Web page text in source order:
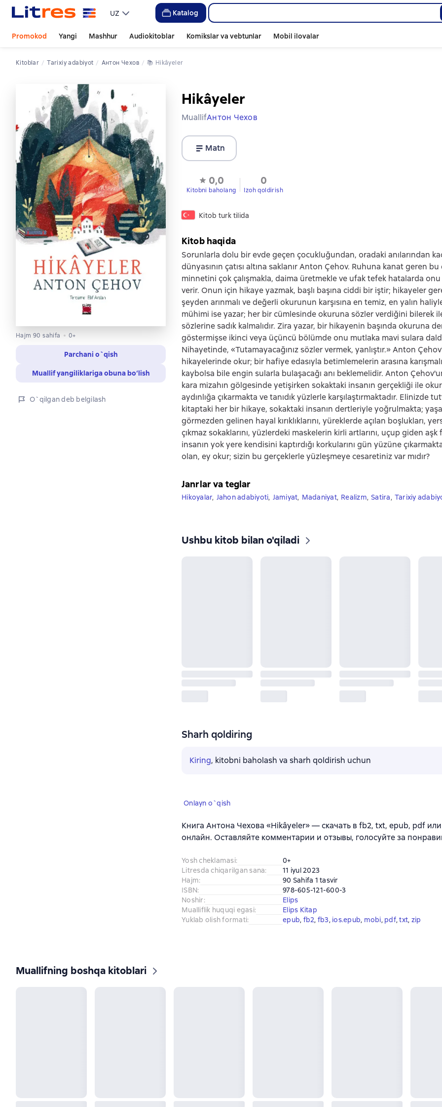
UZ Katalog
Promokod Yangi Mashhur Audiokitoblar Komikslar va vebtunlar Mobil ilovalar
Kitoblar tarixiy adabiyot Антон Чехов 📚 Hikâyeler
Hajm 90 sahifa 0+
Parchani o`qish
Muallif yangiliklariga obuna bo‘lish
O`qilgan deb belgilash
Hikâyeler
MuallifАнтон Чехов
Matn
0,0
Kitobni baholang
0
Izoh qoldirish
Kitob turk tilida
Kitob haqida
Sorunlarla dolu bir evde geçen çocukluğundan, oradaki anılarından
dünyasının çatısı altına saklanır Anton Çehov. Ruhuna kanat geren bu
minnetini çok çalışmakla, daima üretmekle ve ufak tefek hatalarda
verir. Onun için hikaye yazmak, başlı başına ciddi bir iştir; hikayeler
şeyden arınmalı ve değerli okurunun karşısına en temiz, en yalın haliyle
mühimi ise yazar; her bir cümlesinde okuruna sözler verdiğini bilerek
sözlerine sadık kalmalıdır. Zira yazar, bir hikayenin başında okuruna
göstermişse ikinci veya üçüncü bölümde onu mutlaka mavi sulara
Nihayetinde, «Tutamayacağınız sözler vermek, yanlıştır.» Anton
hikayelerinde okur; bir hafiye edasıyla betimlemelerin arasına
kaybolsa bile engin sularla bulaşacağı anı beklemelidir. Anton
kara mizahın gölgesinde yetişirken sokaktaki insanın gerçekliği ile
aydınlığa çıkarmakta ve tanıdık yüzlerle karşılaştırmaktadır. Elinizde
kitaptaki her bir hikaye, sokaktaki insanın dertleriyle yoğrulmakta;
görmezden gelinen hayal kırıklıklarını, yüreklerde açılan boşlukları,
çıkmaz sokaklarını, yüzlerdeki maskelerin kirli artlarını, uçup giden aşk
insanın yok yere kendisini kaptırdığı korkularını gün yüzüne
olan, ey okur; sizin bu gerçeklerle yüzleşmeye cesaretiniz var mıdır?
Janrlar va teglar
Hikoyalar, Jahon adabiyoti, Jamiyat, Madaniyat, Realizm, Satira, Tarixiy
Ushbu kitob bilan o'qiladi
Sharh qoldiring
Kiring, kitobni baholash va sharh qoldirish uchun
Onlayn o`qish
Книга Антона Чехова «Hikâyeler» — скачать в fb2, txt, epub, pdf или
онлайн. Оставляйте комментарии и отзывы, голосуйте за
Yosh cheklamasi:
0+
Litresda chiqarilgan sana:
11 iyul 2023
Hajm:
90 Sahifa 1 tasvir
ISBN:
978-605-121-600-3
Noshir:
Elips
Mualliflik huquqi egasi:
Elips Kitap
Yuklab olish formati: epub, fb2, fb3, ios.epub, mobi, pdf, txt, zip
Muallifning boshqa kitoblari